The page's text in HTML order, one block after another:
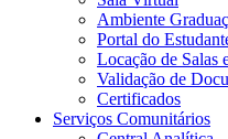
Ambiente
Portal do
Locação de Salas
Validação de
Certificados
Serviços Comunitários